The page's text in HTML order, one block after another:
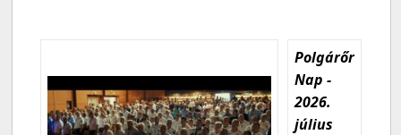
Polgárőr
Nap -
2026.
július